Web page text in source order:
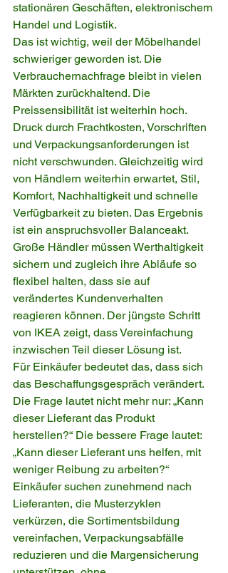
stationären Geschäften, elektronischem
Handel und Logistik.
Das ist wichtig, weil der Möbelhandel
schwieriger geworden ist. Die
Verbrauchernachfrage bleibt in vielen
Märkten zurückhaltend. Die
Preissensibilität ist weiterhin hoch.
Druck durch Frachtkosten, Vorschriften
und Verpackungsanforderungen ist
nicht verschwunden. Gleichzeitig wird
von Händlern weiterhin erwartet, Stil,
Komfort, Nachhaltigkeit und schnelle
Verfügbarkeit zu bieten. Das Ergebnis
ist ein anspruchsvoller Balanceakt.
Große Händler müssen Werthaltigkeit
sichern und zugleich ihre Abläufe so
flexibel halten, dass sie auf
verändertes Kundenverhalten
reagieren können. Der jüngste Schritt
von IKEA zeigt, dass Vereinfachung
inzwischen Teil dieser Lösung ist.
Für Einkäufer bedeutet das, dass sich
das Beschaffungsgespräch verändert.
Die Frage lautet nicht mehr nur: „Kann
dieser Lieferant das Produkt
herstellen?“ Die bessere Frage lautet:
„Kann dieser Lieferant uns helfen, mit
weniger Reibung zu arbeiten?“
Einkäufer suchen zunehmend nach
Lieferanten, die Musterzyklen
verkürzen, die Sortimentsbildung
vereinfachen, Verpackungsabfälle
reduzieren und die Margensicherung